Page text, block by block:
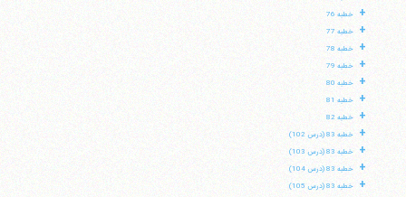
+ خطبه 76
+ خطبه 77
+ خطبه 78
+ خطبه 79
+ خطبه 80
+ خطبه 81
+ خطبه 82
+ خطبه 83 (درس 102)
+ خطبه 83 (درس 103)
+ خطبه 83 (درس 104)
+ خطبه 83 (درس 105)